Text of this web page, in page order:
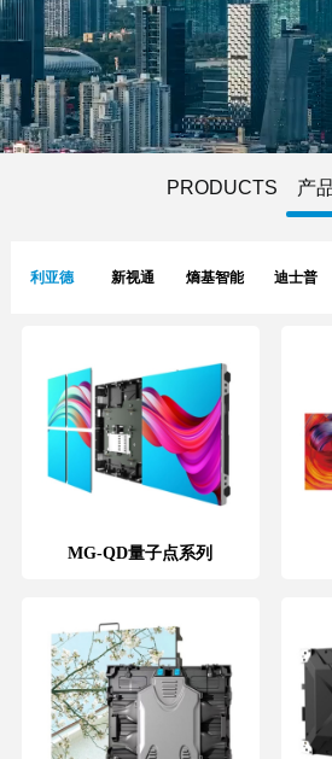
PRODUCTS 产
利亚德 新视通 熵基智能 迪士普
MG-QD量子点系列